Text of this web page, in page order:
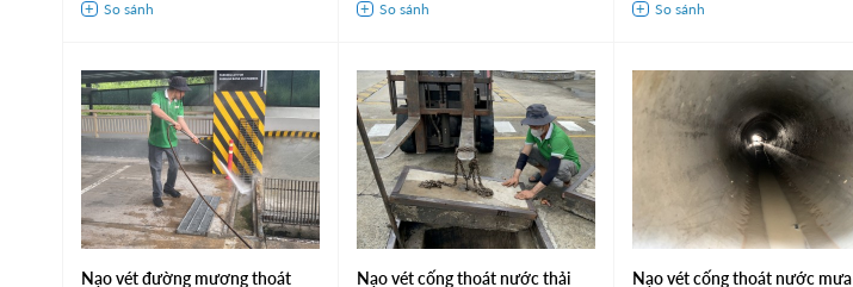
Nạo vét đường mương thoát
Nạo vét cống thoát nước thải
Nạo vét cống thoát nước mưa